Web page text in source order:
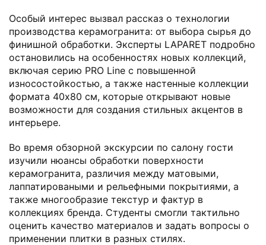
Особый интерес вызвал рассказ о технологии
производства керамогранита: от выбора сырья до
финишной обработки. Эксперты LAPARET подробно
остановились на особенностях новых коллекций,
включая серию PRO Line с повышенной
износостойкостью, а также настенные коллекции
формата 40х80 см, которые открывают новые
возможности для создания стильных акцентов в
интерьере.
Во время обзорной экскурсии по салону гости
изучили нюансы обработки поверхности
керамогранита, различия между матовыми,
лаппатироваными и рельефными покрытиями, а
также многообразие текстур и фактур в
коллекциях бренда. Студенты смогли тактильно
оценить качество материалов и задать вопросы о
применении плитки в разных стилях.